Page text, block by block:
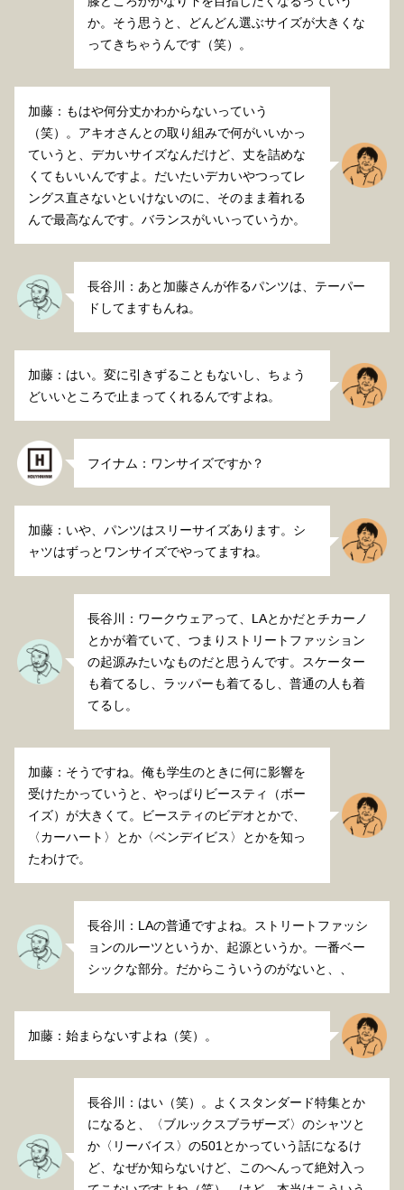
か。そう思うと、どんどん選ぶサイズが大きくな
ってきちゃうんです（笑）。
加藤：もはや何分丈かわからないっていう
（笑）。アキオさんとの取り組みで何がいいかっ
ていうと、デカいサイズなんだけど、丈を詰めな
くてもいいんですよ。だいたいデカいやつってレ
ングス直さないといけないのに、そのまま着れる
んで最高なんです。バランスがいいっていうか。
長谷川：あと加藤さんが作るパンツは、テーパー
ドしてますもんね。
加藤：はい。変に引きずることもないし、ちょう
どいいところで止まってくれるんですよね。
フイナム：ワンサイズですか？
加藤：いや、パンツはスリーサイズあります。シ
ャツはずっとワンサイズでやってますね。
長谷川：ワークウェアって、LAとかだとチカーノ
とかが着ていて、つまりストリートファッション
の起源みたいなものだと思うんです。スケーター
も着てるし、ラッパーも着てるし、普通の人も着
てるし。
加藤：そうですね。俺も学生のときに何に影響を
受けたかっていうと、やっぱりビースティ（ボー
イズ）が大きくて。ビースティのビデオとかで、
〈カーハート〉とか〈ベンデイビス〉とかを知っ
たわけで。
長谷川：LAの普通ですよね。ストリートファッシ
ョンのルーツというか、起源というか。一番ベー
シックな部分。だからこういうのがないと、、
加藤：始まらないすよね（笑）。
長谷川：はい（笑）。よくスタンダード特集とか
になると、〈ブルックスブラザーズ〉のシャツと
か〈リーバイス〉の501とかっていう話になるけ
ど、なぜか知らないけど、このへんって絶対入っ